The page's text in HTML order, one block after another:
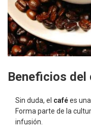
Beneficios del
Sin duda, el cafées
Forma parte de la
infusión.